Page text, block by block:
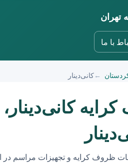
تهران
با ما
کانی‌دینار
ظروف کرایه و تجهیزات مراسم در